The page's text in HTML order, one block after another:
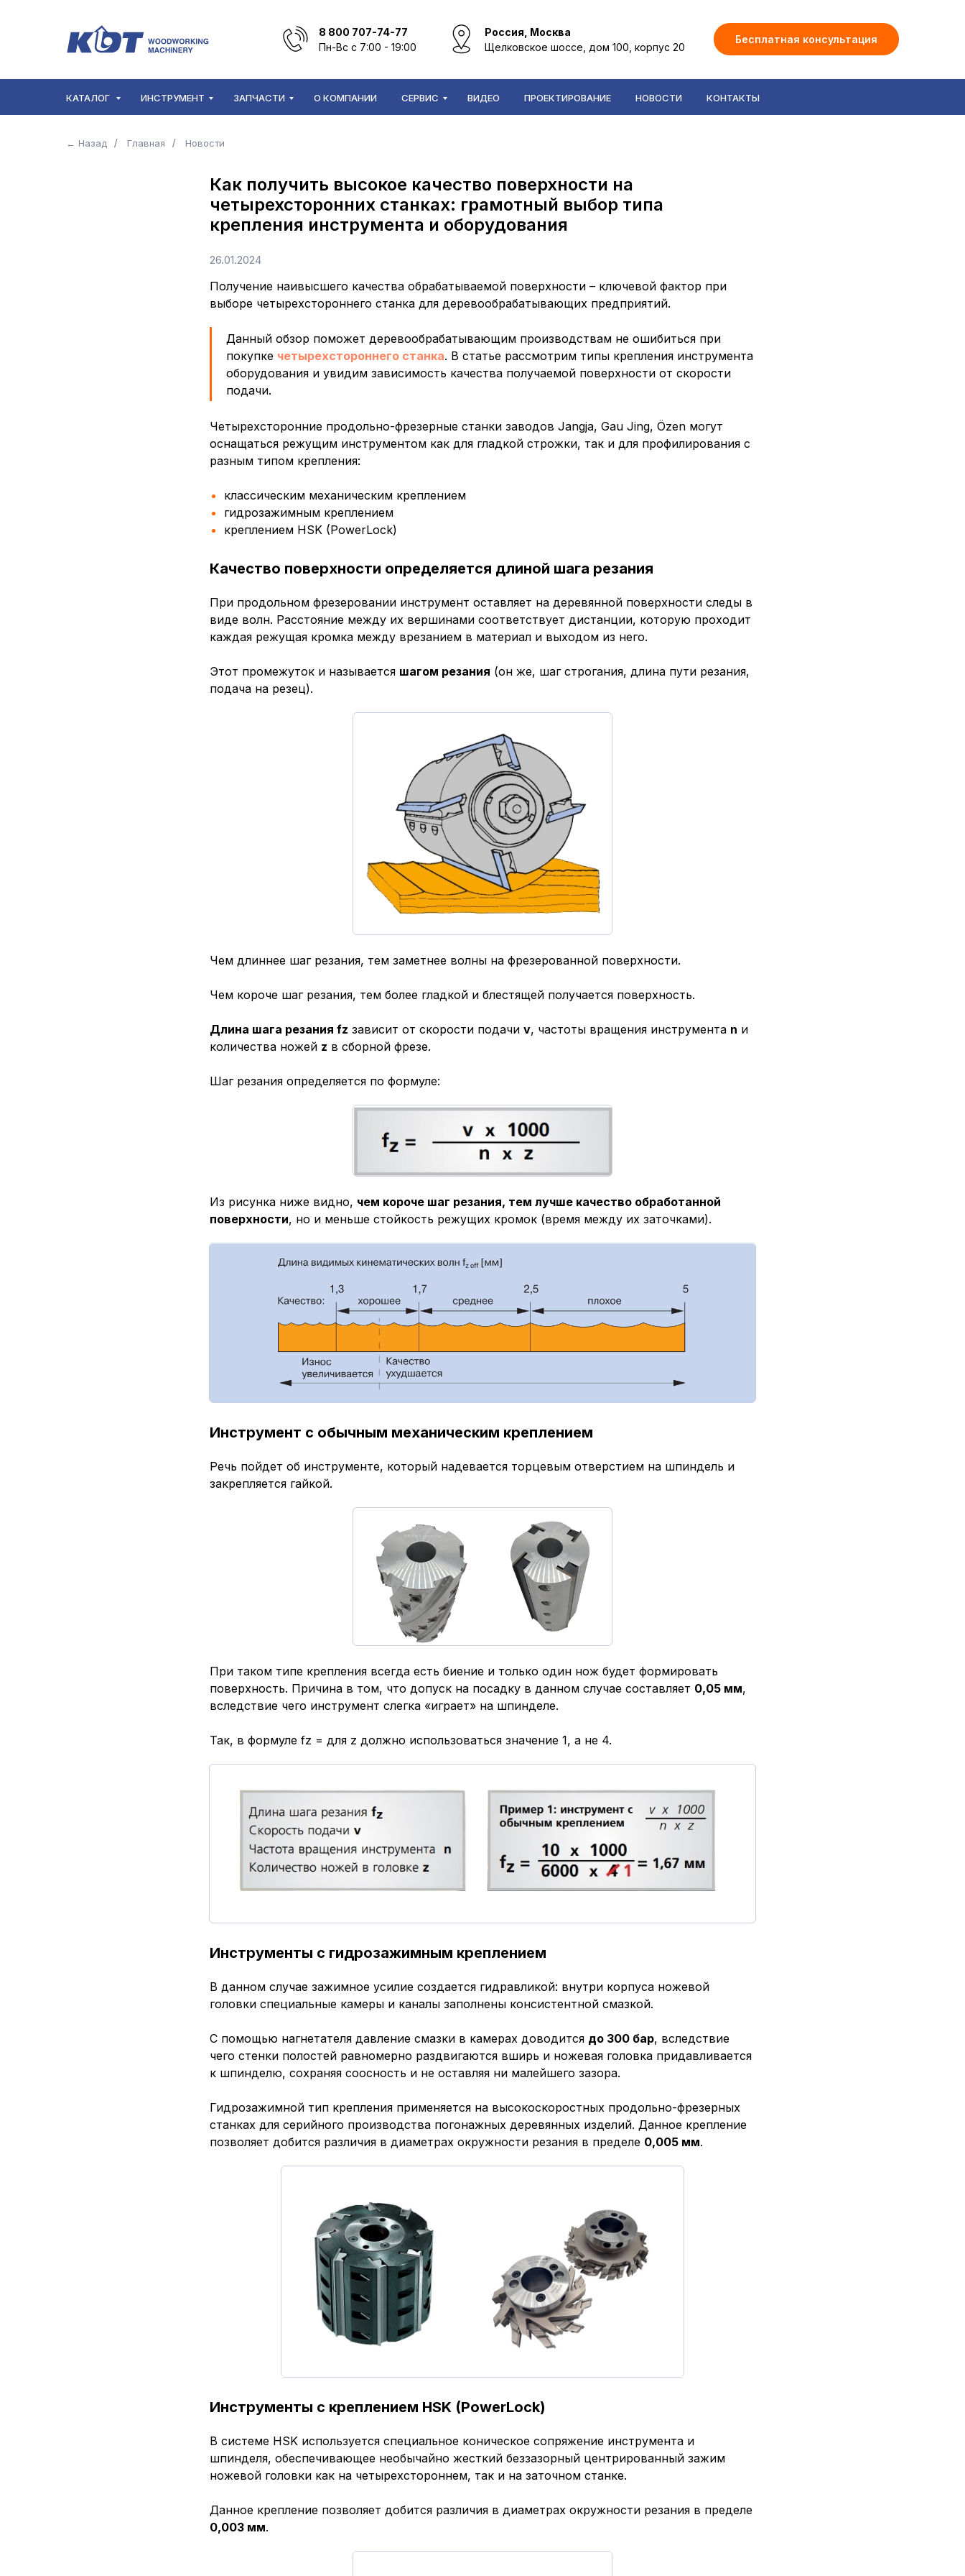
8 800 707-74-77
Пн-Вс с 7:00 - 19:00
Россия, Москва
Щелковское шоссе, дом 100, корпус 20
Бесплатная консультация
КАТАЛОГ ИНСТРУМЕНТ ЗАПЧАСТИ О КОМПАНИИ СЕРВИС ВИДЕО ПРОЕКТИРОВАНИЕ НОВОСТИ КОНТАКТЫ
← Назад / Главная / Новости
Как получить высокое качество поверхности на
четырехсторонних станках: грамотный выбор типа
крепления инструмента и оборудования
26.01.2024
Получение наивысшего качества обрабатываемой поверхности – ключевой фактор при
выборе четырехстороннего станка для деревообрабатывающих предприятий.
Данный обзор поможет деревообрабатывающим производствам не ошибиться при
покупке четырехстороннего станка. В статье рассмотрим типы крепления инструмента
оборудования и увидим зависимость качества получаемой поверхности от скорости
подачи.
Четырехсторонние продольно-фрезерные станки заводов Jangja, Gau Jing, Özen могут
оснащаться режущим инструментом как для гладкой строжки, так и для профилирования с
разным типом крепления:
классическим механическим креплением
гидрозажимным креплением
креплением HSK (PowerLock)
Качество поверхности определяется длиной шага резания
При продольном фрезеровании инструмент оставляет на деревянной поверхности следы в
виде волн. Расстояние между их вершинами соответствует дистанции, которую проходит
каждая режущая кромка между врезанием в материал и выходом из него.
Этот промежуток и называется шагом резания (он же, шаг строгания, длина пути резания,
подача на резец).
Чем длиннее шаг резания, тем заметнее волны на фрезерованной поверхности.
Чем короче шаг резания, тем более гладкой и блестящей получается поверхность.
Длина шага резания fz зависит от скорости подачи v, частоты вращения инструмента n и
количества ножей z в сборной фрезе.
Шаг резания определяется по формуле:
Из рисунка ниже видно, чем короче шаг резания, тем лучше качество обработанной
поверхности, но и меньше стойкость режущих кромок (время между их заточками).
Инструмент с обычным механическим креплением
Речь пойдет об инструменте, который надевается торцевым отверстием на шпиндель и
закрепляется гайкой.
При таком типе крепления всегда есть биение и только один нож будет формировать
поверхность. Причина в том, что допуск на посадку в данном случае составляет 0,05 мм,
вследствие чего инструмент слегка «играет» на шпинделе.
Так, в формуле fz = для z должно использоваться значение 1, а не 4.
Инструменты с гидрозажимным креплением
В данном случае зажимное усилие создается гидравликой: внутри корпуса ножевой
головки специальные камеры и каналы заполнены консистентной смазкой.
С помощью нагнетателя давление смазки в камерах доводится до 300 бар, вследствие
чего стенки полостей равномерно раздвигаются вширь и ножевая головка придавливается
к шпинделю, сохраняя соосность и не оставляя ни малейшего зазора.
Гидрозажимной тип крепления применяется на высокоскоростных продольно-фрезерных
станках для серийного производства погонажных деревянных изделий. Данное крепление
позволяет добится различия в диаметрах окружности резания в пределе 0,005 мм.
Инструменты с креплением HSK (PowerLock)
В системе HSK используется специальное коническое сопряжение инструмента и
шпинделя, обеспечивающее необычайно жесткий беззазорный центрированный зажим
ножевой головки как на четырехстороннем, так и на заточном станке.
Данное крепление позволяет добится различия в диаметрах окружности резания в пределе
0,003 мм.